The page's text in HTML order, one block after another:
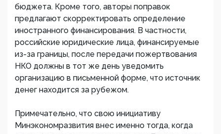
бюджета. Кроме того, авторы поправок
предлагают скорректировать определение
иностранного финансирования. В частности,
российские юридические лица, финансируемые
из-за границы, после передачи пожертвования
НКО должны в тот же день уведомить
организацию в письменной форме, что источник
денег находится за рубежом.
Примечательно, что свою инициативу
Минэкономразвития внес именно тогда, когда